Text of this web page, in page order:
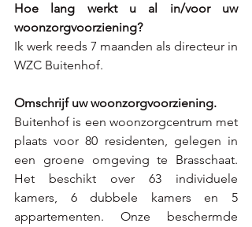
Hoe lang werkt u al in/voor uw
woonzorgvoorziening?
Ik werk reeds 7 maanden als directeur in
WZC Buitenhof.
Omschrijf uw woonzorgvoorziening.
Buitenhof is een woonzorgcentrum met
plaats voor 80 residenten, gelegen in
een groene omgeving te Brasschaat.
Het beschikt over 63 individuele
kamers, 6 dubbele kamers en 5
appartementen. Onze beschermde